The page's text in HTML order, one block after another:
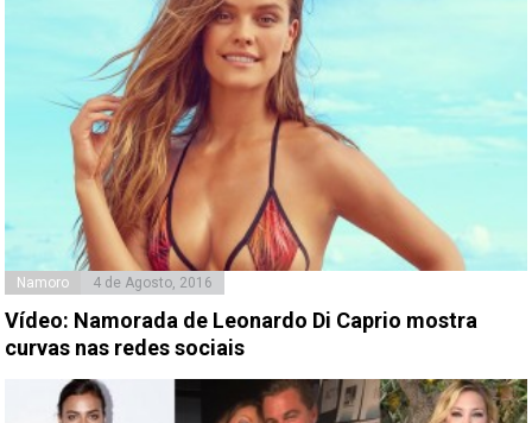
Namoro 4 de Agosto, 2016
Vídeo: Namorada de Leonardo Di Caprio mostra
curvas nas redes sociais